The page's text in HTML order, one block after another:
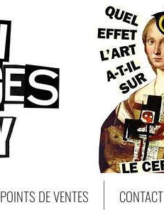
POINTS DE VENTES CONTACT